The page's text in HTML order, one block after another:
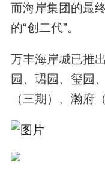
而海岸集团的最
的“创二代”。
万丰海岸城已推
园、珺园、玺园
（三期）、瀚府